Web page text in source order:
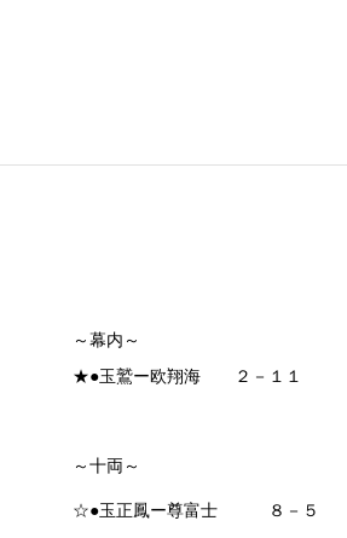
～幕内～
★●玉鷲ー欧翔海 ２－１１
～十両～
☆●玉正鳳ー尊富士 ８－５